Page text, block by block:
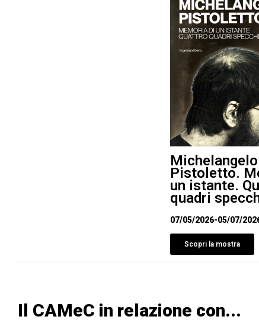
Michelangelo
Pistoletto.
un istante.
quadri
07/05/2026-05/07/
Scopri la mostra
Il CAMeC in relazione con...